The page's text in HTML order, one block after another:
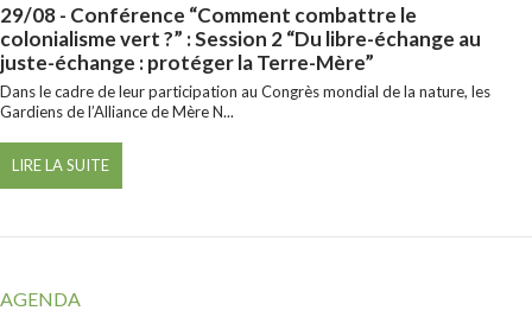
29/08- Conférence “Comment combattre le
colonialisme vert ?” : Session 2 “Du libre-échange au
juste-échange : protéger la Terre-Mère”
Dans le cadre de leur participation au Congrès mondial de la nature, les
Gardiens de l’Alliance de Mère N...
LIRE LA SUITE
AGENDA